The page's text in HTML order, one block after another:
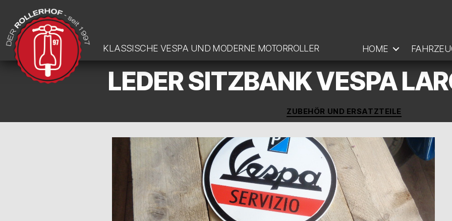
KLASSISCHE VESPA UND MODERNE MOTORROLLER HOME
LEDER SITZBANK VESPA
Kategorien
ZUBEHÖR UND ERSATZTEILE